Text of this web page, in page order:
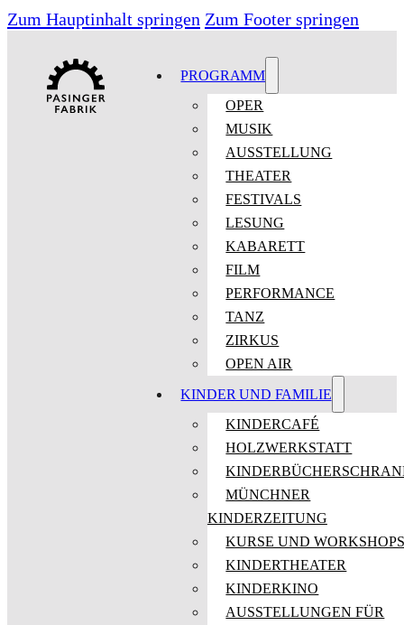
Zum Hauptinhalt springen Zum Footer springen
PROGRAMM
OPER
MUSIK
AUSSTELLUNG
THEATER
FESTIVALS
LESUNG
KABARETT
FILM
PERFORMANCE
TANZ
ZIRKUS
OPEN AIR
KINDER UND FAMILIE
KINDERCAFÉ
HOLZWERKSTATT
MÜNCHNER
KINDERZEITUNG
KURSE UND
KINDERTHEATER
KINDERKINO
AUSSTELLUNGEN FÜR